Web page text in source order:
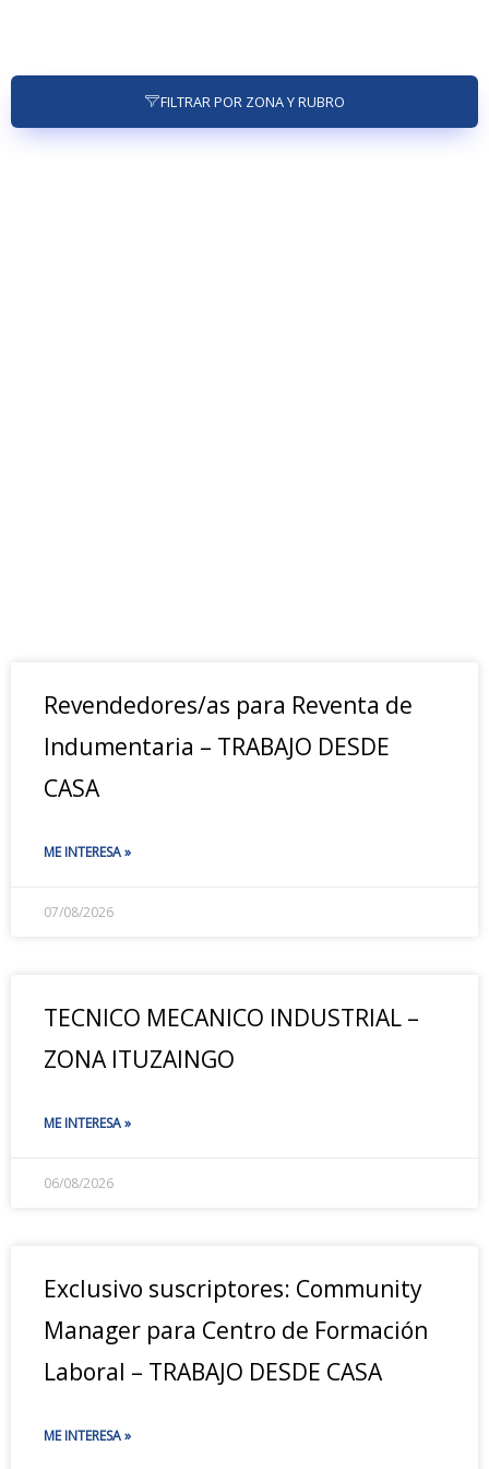
FILTRAR POR ZONA Y RUBRO
Revendedores/as para Reventa de
Indumentaria – TRABAJO DESDE
CASA
ME INTERESA »
07/08/2026
TECNICO MECANICO INDUSTRIAL –
ZONA ITUZAINGO
ME INTERESA »
06/08/2026
Exclusivo suscriptores: Community
Manager para Centro de Formación
Laboral – TRABAJO DESDE CASA
ME INTERESA »